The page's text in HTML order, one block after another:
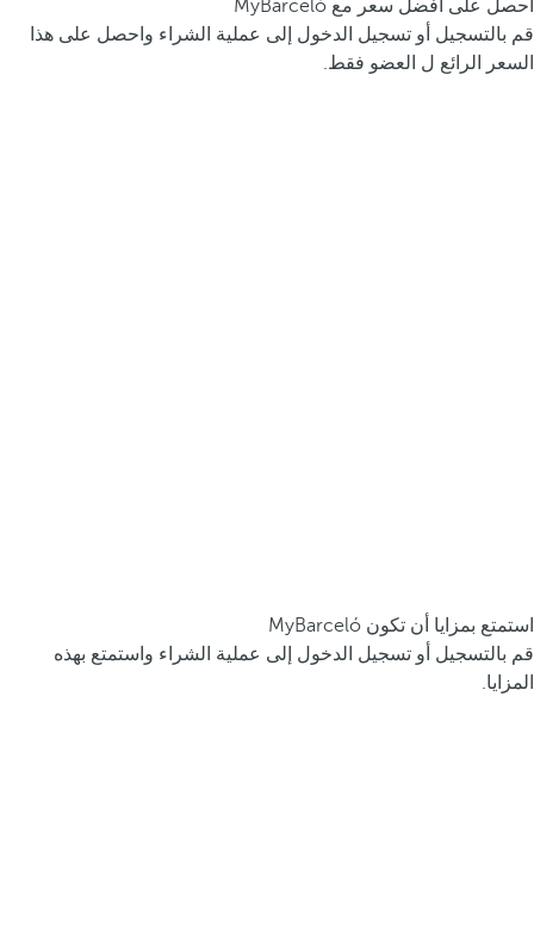
احصل على أفضل سعر مع MyBarceló
قم بالتسجيل أو تسجيل الدخول إلى عملية الشراء واحصل على هذا
السعر الرائع ل العضو فقط.
استمتع بمزايا أن تكون MyBarceló
قم بالتسجيل أو تسجيل الدخول إلى عملية الشراء واستمتع بهذه
المزايا.